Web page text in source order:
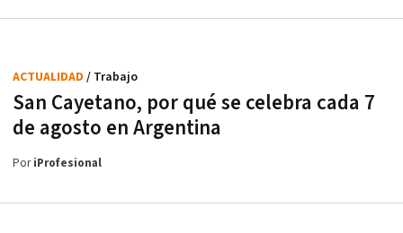
San Cayetano, por qué se celebra cada 7
de agosto en Argentina
ACTUALIDAD / Trabajo
PoriProfesional